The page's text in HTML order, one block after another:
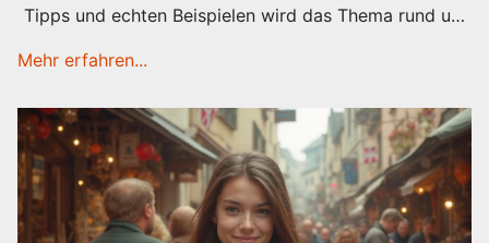
Tipps und echten Beispielen wird das Thema rund um
worauf du beim Kauf eines Objektivs achten solltest.
machen wollen.
Mehr erfahren...